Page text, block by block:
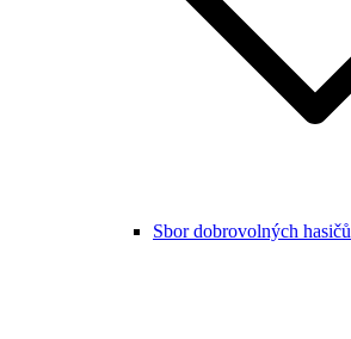
Sbor dobrovolných hasičů